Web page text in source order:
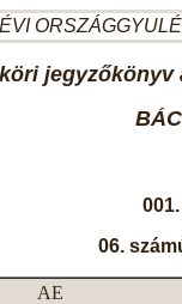
06.
AE